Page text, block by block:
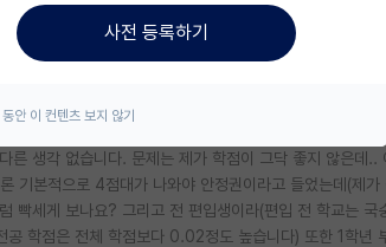
거의 없어 여기에 대학원 입시에 관해 질문 하고자 합니
생각 없습니다. 문제는 제가 학점이 그닥 좋지 않은데..
본적으로 4점대가 나와야 안정권이라고 들었는데(제가
빡세게 보나요? 그리고 전 편입생이라(편입 전 학교는 국
학점은 전체 학점보다 0.02정도 높습니다) 또한 1학년
사전 등록하기
안 이 컨텐츠 보지 않기